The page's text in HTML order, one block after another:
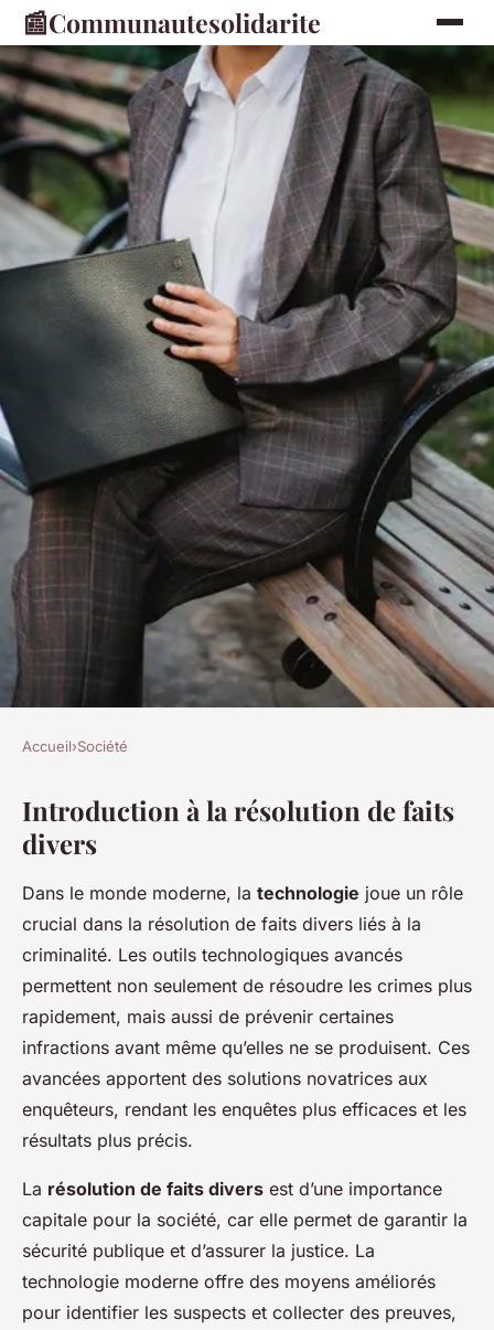
📰Communautesolidarite
Résolution de faits divers
grâce à la technologie
moderne
Mila • 22 février 2025 • 4 min de lecture
Accueil›Société
Introduction à la résolution de faits
divers
Dans le monde moderne, la technologie joue un rôle
crucial dans la résolution de faits divers liés à la
criminalité. Les outils technologiques avancés
permettent non seulement de résoudre les crimes plus
rapidement, mais aussi de prévenir certaines
infractions avant même qu’elles ne se produisent. Ces
avancées apportent des solutions novatrices aux
enquêteurs, rendant les enquêtes plus efficaces et les
résultats plus précis.
La résolution de faits divers est d’une importance
capitale pour la société, car elle permet de garantir la
sécurité publique et d’assurer la justice. La
technologie moderne offre des moyens améliorés
pour identifier les suspects et collecter des preuves,